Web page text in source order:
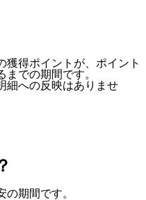
獲得ポイントが、ポイント
までの期間です。
細への反映はありませ
期間です。